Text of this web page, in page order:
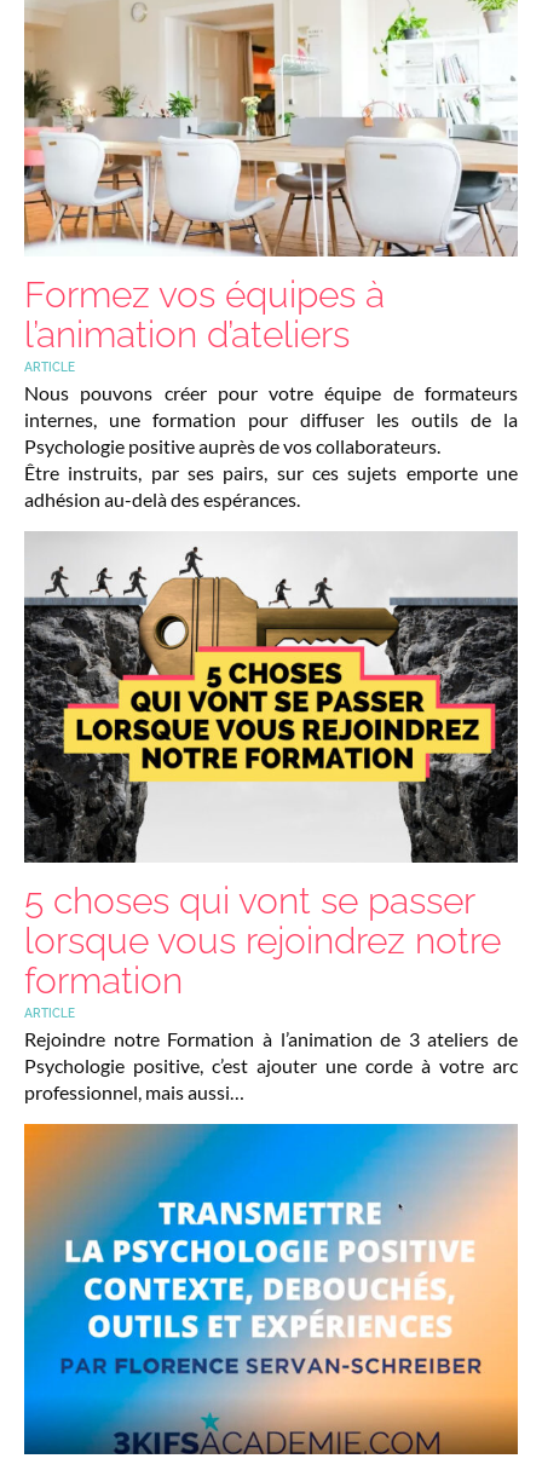
Formez vos équipes à
l’animation d’ateliers
ARTICLE
Nous pouvons créer pour votre équipe de formateurs
internes, une formation pour diffuser les outils de la
Psychologie positive auprès de vos collaborateurs.
Être instruits, par ses pairs, sur ces sujets emporte une
adhésion au-delà des espérances.
5 choses qui vont se passer
lorsque vous rejoindrez notre
formation
ARTICLE
Rejoindre notre Formation à l’animation de 3 ateliers de
Psychologie positive, c’est ajouter une corde à votre arc
professionnel, mais aussi…